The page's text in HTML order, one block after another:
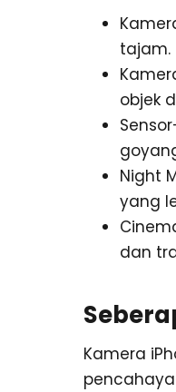
tajam.
objek
Night
yang
dan
Kamera